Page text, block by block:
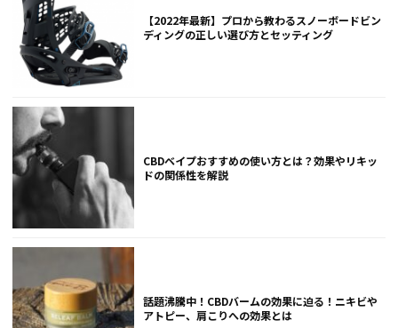
【2022年最新】プロから教わるスノーボードビン
ディングの正しい選び方とセッティング
CBDベイプおすすめの使い方とは？効果やリキッ
ドの関係性を解説
話題沸騰中！CBDバームの効果に迫る！ニキビや
アトピー、肩こりへの効果とは